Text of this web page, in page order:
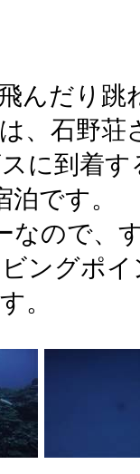
んだり跳
、石野
に到着す
です。
なので、
ングポ
。